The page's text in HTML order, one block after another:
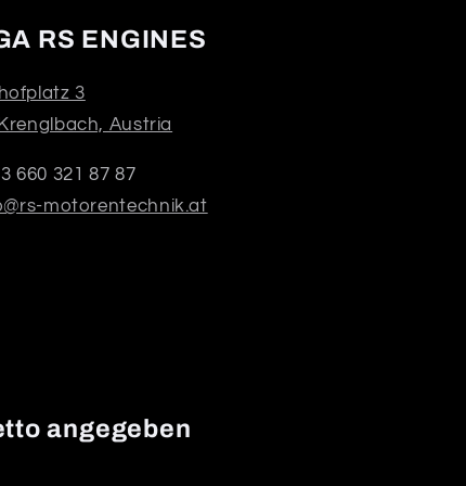
RS ENGINES
3
Austria
660 321 87 87
motorentechnik.at
angegeben